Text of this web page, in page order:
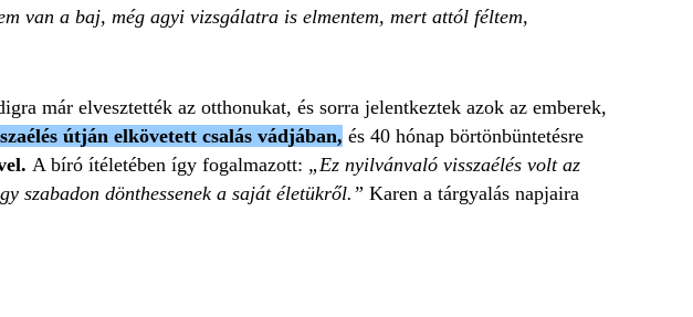
van a baj, még agyi vizsgálatra is elmentem, mert attól féltem,
már elvesztették az otthonukat, és sorra jelentkeztek azok az emberek,
útján elkövetett csalás vádjában, és 40 hónap börtönbüntetésre
A bíró ítéletében így fogalmazott: „Ez nyilvánvaló visszaélés volt az
szabadon dönthessenek a saját életükről.” Karen a tárgyalás napjaira